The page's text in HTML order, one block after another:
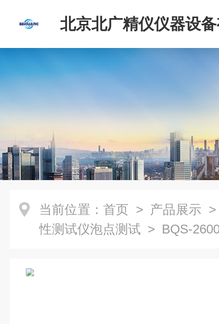
北京北广精仪仪器设
司
当前位置： 首页 > 产品展示
性测试仪泡点测试 > BQS-